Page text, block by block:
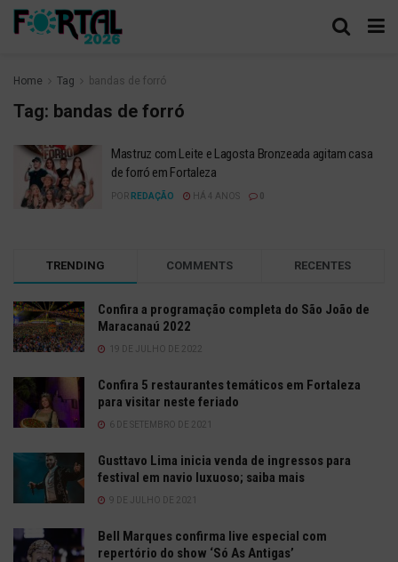
Home Tag bandas de forró
Tag: bandas de forró
Mastruz com Leite e Lagosta Bronzeada agitam casa
de forró em Fortaleza
POR REDAÇÃO HÁ 4 ANOS
TRENDING COMMENTS RECENTES
Confira a programação completa do São João de
Maracanaú 2022
19 DE JULHO DE 2022
Confira 5 restaurantes temáticos em Fortaleza
para visitar neste feriado
6 DE SETEMBRO DE 2021
Gusttavo Lima inicia venda de ingressos para
festival em navio luxuoso; saiba mais
9 DE JULHO DE 2021
Bell Marques confirma live especial com
repertório do show ‘Só As Antigas’